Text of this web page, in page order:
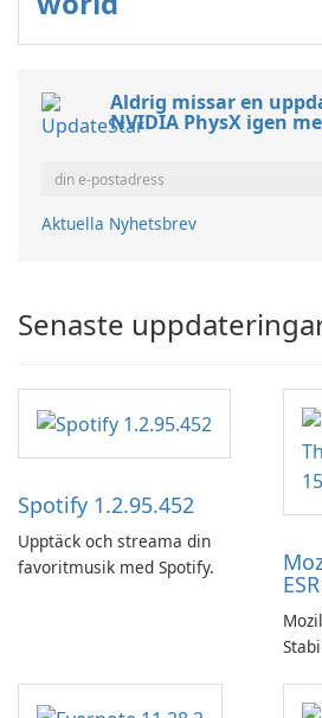
Aldrig missar en
NVIDIA PhysX igen
Aktuella Nyhetsbrev
Senaste
Spotify 1.2.95.452
Upptäck och streama din
favoritmusik med Spotify.